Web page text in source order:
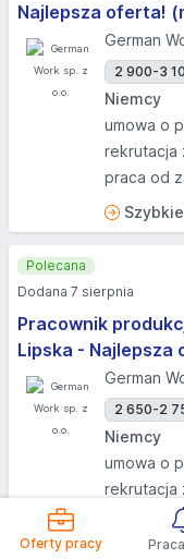
Oferty pracy
Najlepsza oferta!
German
2 900-3
Niemcy
umowa o
rekrutacja
praca od
Pracownik
Lipska -
German
2 650-2
Niemcy
umowa o
rekrutacja
praca od
Polecana
Dodana 7 sierpnia